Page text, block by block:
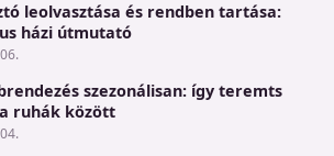
leolvasztása és rendben tartása:
házi útmutató
szezonálisan: így teremts
ruhák között